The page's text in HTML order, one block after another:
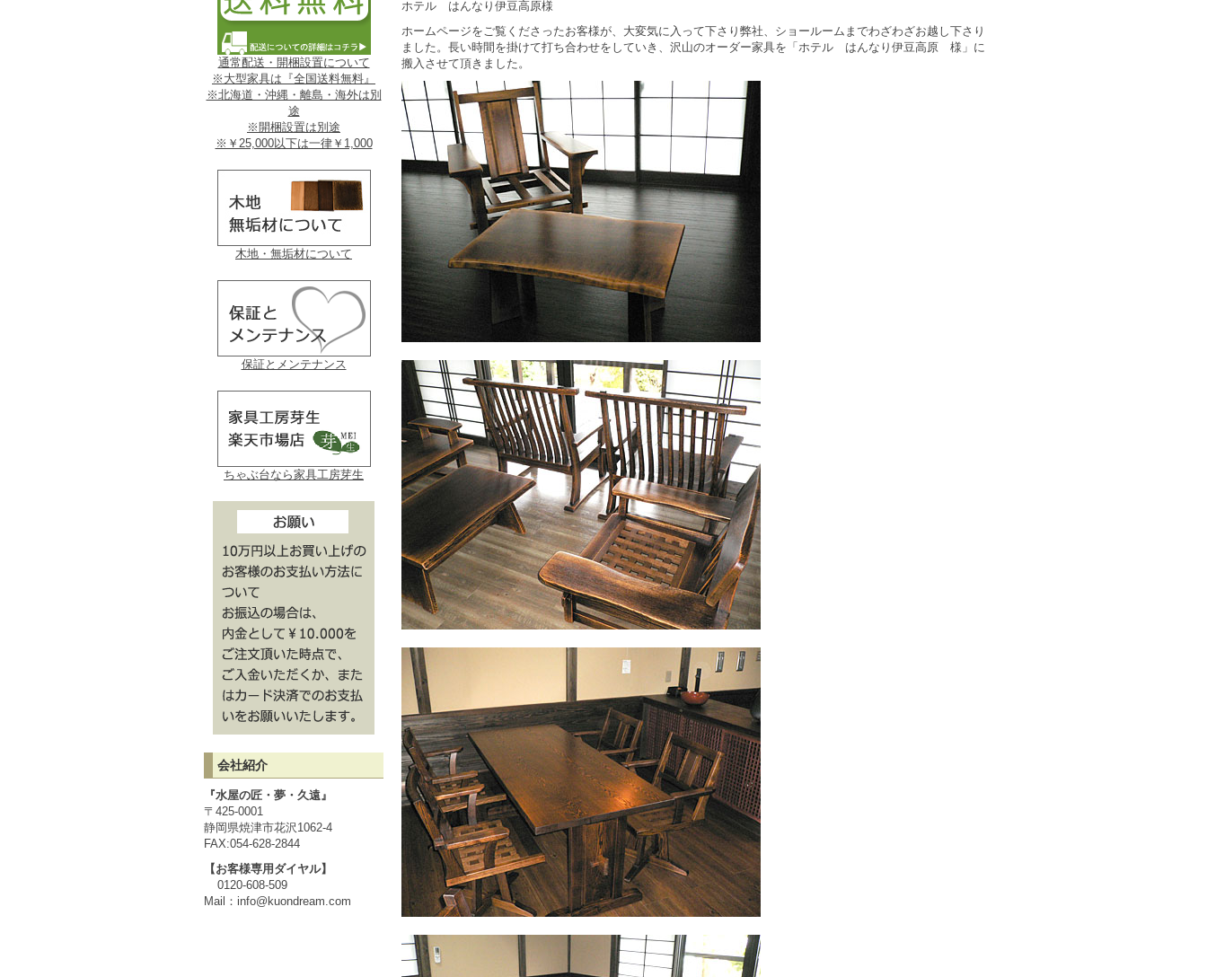
通常配送・開梱設置について
※大型家具は『全国送料無料』
※北海道・沖縄・離島・海外は別
途
※開梱設置は別途
※￥25,000以下は一律￥1,000
木地・無垢材について
保証とメンテナンス
ちゃぶ台なら家具工房芽生
会社紹介
『水屋の匠・夢・久遠』
〒425-0001
静岡県焼津市花沢1062-4
FAX:054-628-2844
【お客様専用ダイヤル】
0120-608-509
Mail： info@kuondream.com
ホテル はんなり伊豆高原様
ホームページをご覧くださったお客様が、大変気に入って下さり弊社、ショールームまでわざわざお越し下さり
ました。長い時間を掛けて打ち合わせをしていき、沢山のオーダー家具を「ホテル はんなり伊豆高原 様」に
搬入させて頂きました。